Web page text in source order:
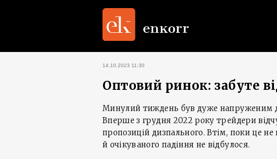
14.10.2023 11:30
Оптовий ринок: забуте
Минулий тиждень був дуже напруженим
Вперше з грудня 2022 року трейдери
пропозицій дизпального. Втім, поки це
й очікуваного падіння не відбулося.